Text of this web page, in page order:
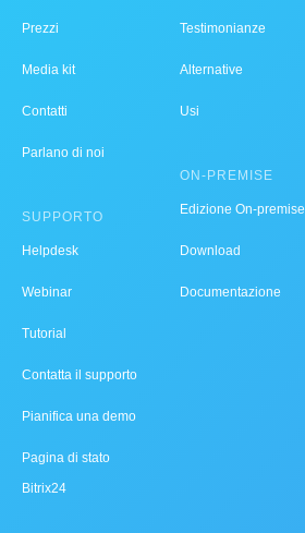
Prezzi
Media kit
Contatti
Parlano di noi
SUPPORTO
Helpdesk
Webinar
Tutorial
Contatta il supporto
Pianifica una demo
Pagina di stato
Bitrix24
Testimonianze
Alternative
Usi
ON-PREMISE
Edizione On-premise
Download
Documentazione